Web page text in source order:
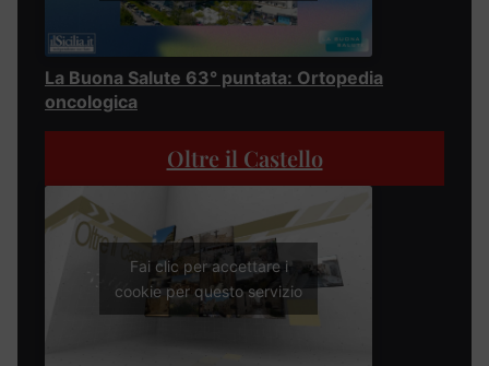
La Buona Salute 63° puntata: Ortopedia
oncologica
Oltre il Castello
Fai clic per accettare i
cookie per questo servizio